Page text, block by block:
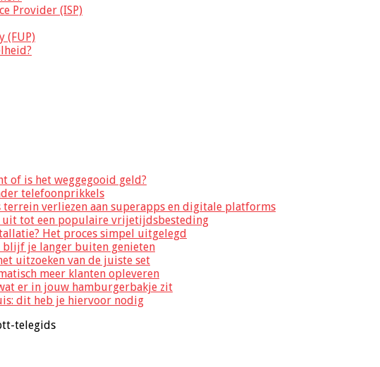
Provider (ISP)
(FUP)
of is het weggegooid geld?
telefoonprikkels
verliezen aan superapps en digitale platforms
uit tot een populaire vrijetijdsbesteding
Het proces simpel uitgelegd
blijf je langer buiten genieten
uitzoeken van de juiste set
meer klanten opleveren
er in jouw hamburgerbakje zit
dit heb je hiervoor nodig
telegids